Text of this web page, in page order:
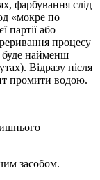
фарбування слід
«мокре по
партії або
процесу
буде найменш
Відразу після
промити водою.
засобом.